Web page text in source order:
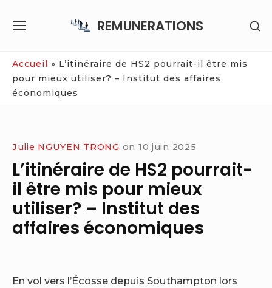
REMUNERATIONS
SITE
Accueil » L’itinéraire de HS2 pourrait-il être mis
pour mieux utiliser? – Institut des affaires
économiques
Julie NGUYEN TRONG on 10 juin 2025
L’itinéraire de HS2 pourrait-
il être mis pour mieux
utiliser? – Institut des
affaires économiques
En vol vers l’Écosse depuis Southampton lors